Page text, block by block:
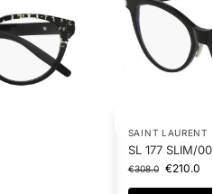
SAINT LAURENT
SL 177 SLIM/
€308.0 €210.0